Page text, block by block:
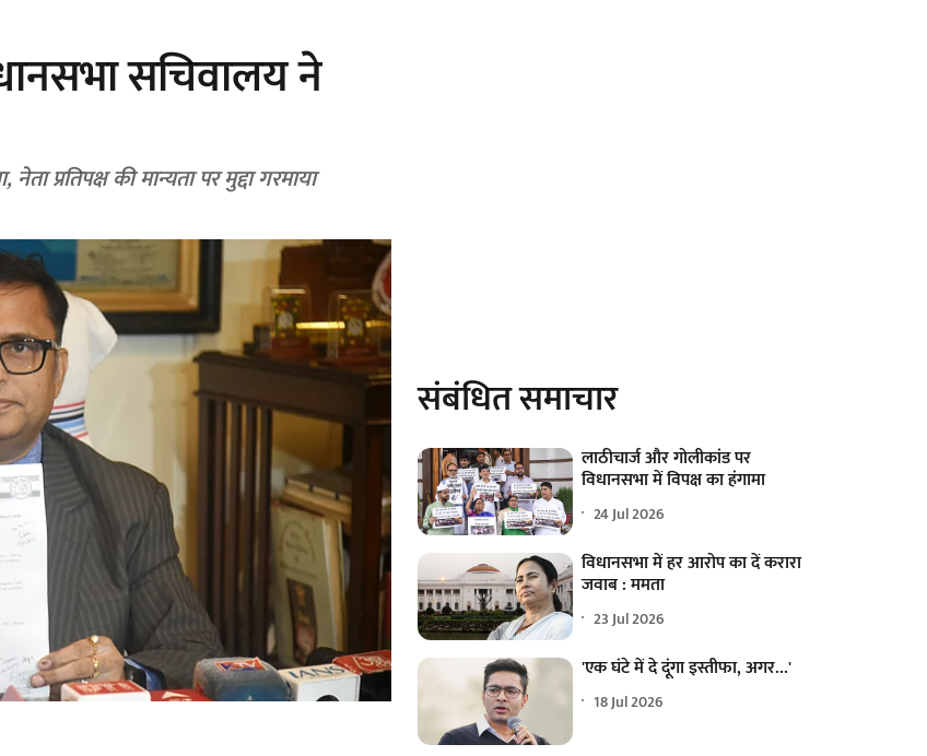
सचिवालय ने
की मान्यता पर मुद्दा गरमाया
संबंधित समाचार
लाठीचार्ज और गोलीकांड पर
विधानसभा में विपक्ष का हंगामा
24 Jul 2026
विधानसभा में हर आरोप का दें करारा
जवाब : ममता
23 Jul 2026
'एक घंटे में दे दूंगा इस्तीफा, अगर...'
18 Jul 2026